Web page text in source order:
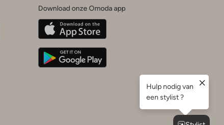
Download onze Omoda app